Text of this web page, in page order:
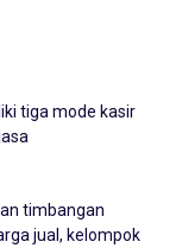
jual, kelompok